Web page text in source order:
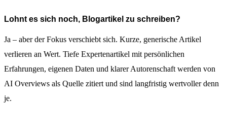
Lohnt es sich noch, Blogartikel zu schreiben?
Ja – aber der Fokus verschiebt sich. Kurze, generische Artikel
verlieren an Wert. Tiefe Expertenartikel mit persönlichen
Erfahrungen, eigenen Daten und klarer Autorenschaft werden von
AI Overviews als Quelle zitiert und sind langfristig wertvoller denn
je.